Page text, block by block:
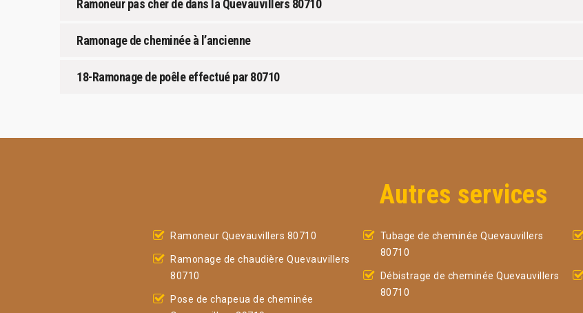
Ramoneur pas cher de dans la Quevauvillers 80710
Ramonage de cheminée à l’ancienne
18-Ramonage de poêle effectué par 80710
Autres services
Ramoneur Quevauvillers 80710
Ramonage de chaudière Quevauvillers
80710
Pose de chapeua de cheminée
Tubage de cheminée Quevauvillers
80710
Débistrage de cheminée Quevauvillers
80710